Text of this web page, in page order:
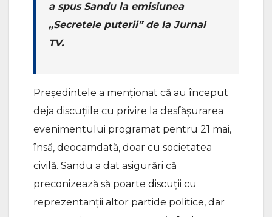
a spus Sandu la emisiunea
„Secretele puterii” de la Jurnal
TV.
Președintele a menționat că au început
deja discuțiile cu privire la desfășurarea
evenimentului programat pentru 21 mai,
însă, deocamdată, doar cu societatea
civilă. Sandu a dat asigurări că
preconizează să poarte discuții cu
reprezentanții altor partide politice, dar